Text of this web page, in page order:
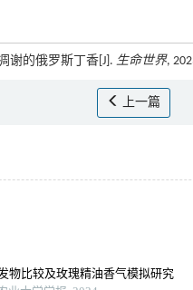
谢的俄罗斯丁香[J]. 生命世界,
上一篇